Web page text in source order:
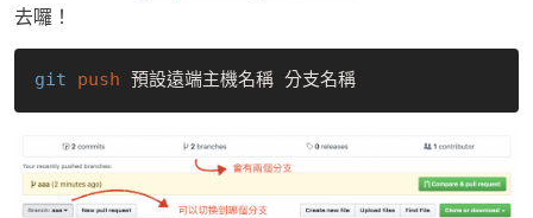
去囉！
git push 預設遠端主機名稱 分支名稱